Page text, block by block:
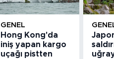
GENEL
Hong Kong'da
iniş yapan kargo
uçağı pistten